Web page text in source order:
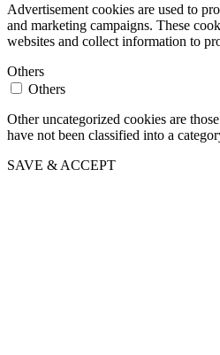
Advertisement cookies are used to
and marketing campaigns. These
websites and collect information to
Others
Others
Other uncategorized cookies are
have not been classified into a
SAVE & ACCEPT